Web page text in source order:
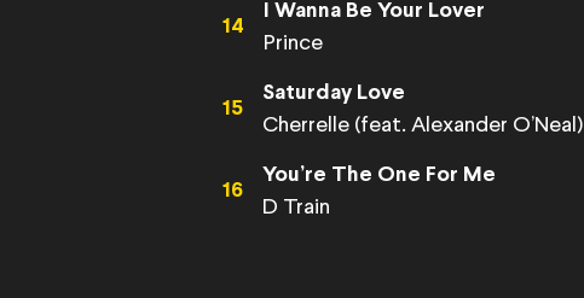
14
I Wanna Be Your Lover
Prince
15
Saturday Love
Cherrelle (feat. Alexander O’Neal)
16
You’re The One For Me
D Train